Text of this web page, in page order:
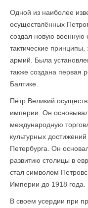
Одной из наиболее
осуществлённых
создал новую военную
тактические
армий. Была
также создана первая
Балтике.
Пётр Великий
империи. Он
международную
культурных
Петербурга. Он
развитию столицы в
стал символом
Империи до 1918 года.
В своем усердии при